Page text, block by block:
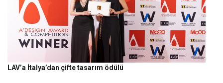
LAV’a İtalya’dan çifte tasarım ödülü